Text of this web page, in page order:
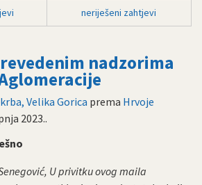
neriješeni zahtjevi
nadzorima
Velika Gorica prema Hrvoje
2023..
U privitku ovog maila